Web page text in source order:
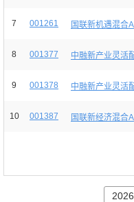
7 001261 国联新机遇混合A
8 001377 中融新产业灵活
9 001378 中融新产业灵活
10 001387 国联新经济混合A
2026